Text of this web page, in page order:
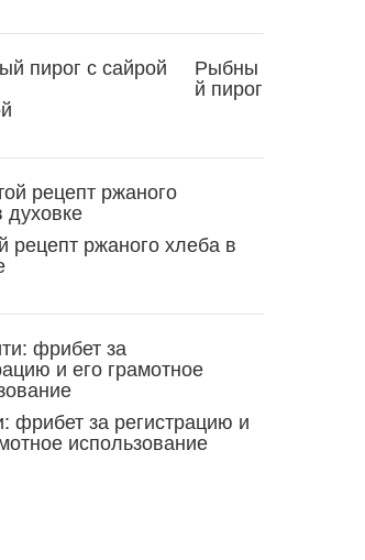
Рыбны
й пирог
рецепт ржаного хлеба в
фрибет за регистрацию и
использование